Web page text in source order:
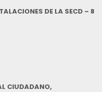
DE LA SECD – 8
CIUDADANO,